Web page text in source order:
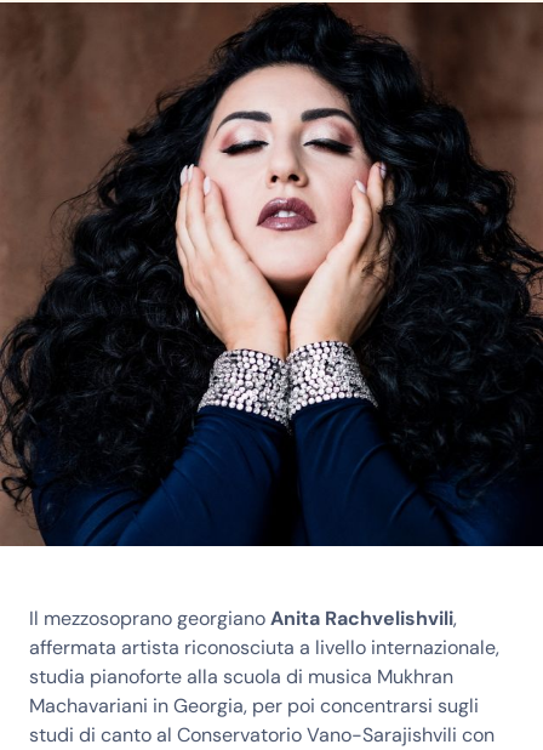
Il mezzosoprano georgianoAnita Rachvelishvili,
affermata artista riconosciuta a livello internazionale,
studia pianoforte alla scuola di musica Mukhran
Machavariani in Georgia, per poi concentrarsi sugli
studi di canto al Conservatorio Vano-Sarajishvili con